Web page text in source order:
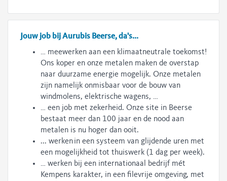
Jouw job bij Aurubis Beerse, da's...
… meewerken aan een klimaatneutrale toekomst!
Ons koper en onze metalen maken de overstap
naar duurzame energie mogelijk. Onze metalen
zijn namelijk onmisbaar voor de bouw van
windmolens, elektrische wagens, …
… een job met zekerheid. Onze site in Beerse
bestaat meer dan 100 jaar en de nood aan
metalen is nu hoger dan ooit.
... werken in een systeem van glijdende uren met
een mogelijkheid tot thuiswerk (1 dag per week).
… werken bij een internationaal bedrijf mét
Kempens karakter, in een filevrije omgeving, met